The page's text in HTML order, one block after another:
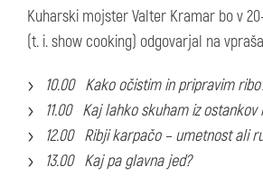
Kuharski mojster Valter Kramar bo v
(t. i. show cooking) odgovarjal na
10.00 Kako očistim in pripravim
11.00 Kaj lahko skuham iz ostankov
12.00 Ribji karpačo – umetnost ali
13.00 Kaj pa glavna jed?